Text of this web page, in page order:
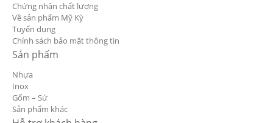
Chứng nhận chất lượng
Về sản phẩm Mỹ Kỳ
Tuyển dụng
Chính sách bảo mật thông tin
Sản phẩm
Nhựa
Inox
Gốm – Sứ
Sản phẩm khác